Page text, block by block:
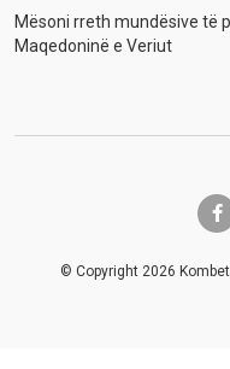
Mësoni rreth mundësive të
Maqedoninë e Veriut
© Copyright 2026